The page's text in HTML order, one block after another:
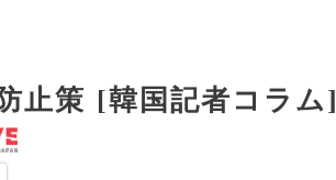
止策 [韓国記者コラム]